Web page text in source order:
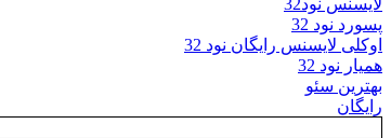
پسورد نود 32
اوکلی لایسنس رایگان نود 32
همیار نود 32
بهترین سئو
رایگان